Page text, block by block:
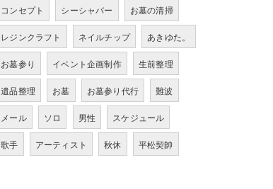
コンセプト シーシャバー お墓の清掃
レジンクラフト ネイルチップ あきゆた。
お墓参り イベント企画制作 生前整理
遺品整理 お墓 お墓参り代行 難波
メール ソロ 男性 スケジュール
歌手 アーティスト 秋休 平松契帥